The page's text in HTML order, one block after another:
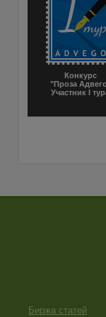
Конкурс
"Проза
Участник I
Биржа статей